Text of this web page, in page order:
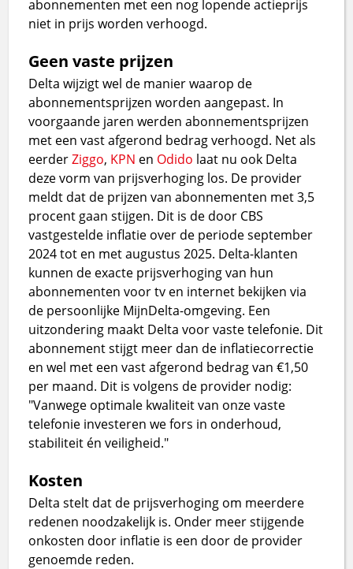
abonnementen met een nog lopende actieprijs
niet in prijs worden verhoogd.
Geen vaste prijzen
Delta wijzigt wel de manier waarop de
abonnementsprijzen worden aangepast. In
voorgaande jaren werden abonnementsprijzen
met een vast afgerond bedrag verhoogd. Net als
eerderZiggo, KPN en Odido laat nu ook Delta
deze vorm van prijsverhoging los. De provider
meldt dat de prijzen van abonnementen met 3,5
procent gaan stijgen. Dit is de door CBS
vastgestelde inflatie over de periode september
2024 tot en met augustus 2025. Delta-klanten
kunnen de exacte prijsverhoging van hun
abonnementen voor tv en internet bekijken via
de persoonlijke MijnDelta-omgeving. Een
uitzondering maakt Delta voor vaste telefonie. Dit
abonnement stijgt meer dan de inflatiecorrectie
en wel met een vast afgerond bedrag van €1,50
per maand. Dit is volgens de provider nodig:
"Vanwege optimale kwaliteit van onze vaste
telefonie investeren we fors in onderhoud,
stabiliteit én veiligheid."
Kosten
Delta stelt dat de prijsverhoging om meerdere
redenen noodzakelijk is. Onder meer stijgende
onkosten door inflatie is een door de provider
genoemde reden.